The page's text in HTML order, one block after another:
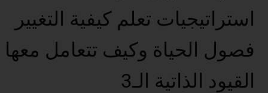
استراتيجيات تعلم كيفية التغيير
فصول الحياة وكيف تتعامل معها
القيود الذاتية الـ3